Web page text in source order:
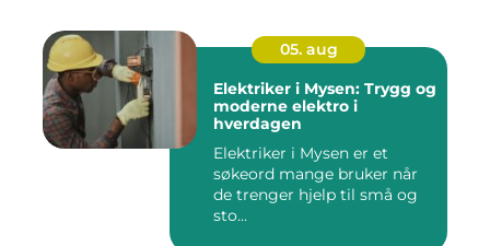
05. aug
Elektriker i Mysen: Trygg og
moderne elektro i
hverdagen
Elektriker i Mysen er et
søkeord mange bruker når
de trenger hjelp til små og
sto...